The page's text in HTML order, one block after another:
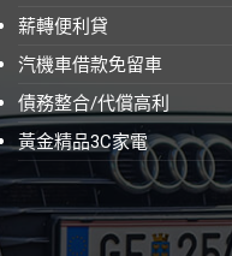
薪轉便利貸
汽機車借款免留車
債務整合/代償高利
黃金精品3C家電